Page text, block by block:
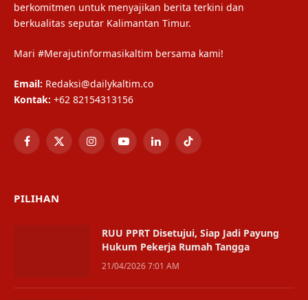
berkomitmen untuk menyajikan berita terkini dan
berkualitas seputar Kalimantan Timur.
Mari #Merajutinformasikaltim bersama kami!
Email: Redaksi@dailykaltim.co
Kontak: +62 82154313156
Facebook
X
InstagramYouTubeLinkedInTikTok
PILIHAN
RUU PPRT Disetujui, Siap Jadi Payung
Hukum Pekerja Rumah Tangga
21/04/2026 7:01 AM